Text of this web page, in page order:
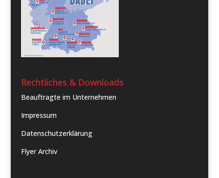
Rechtliches & Downloads
Beauftragte im Unternehmen
Impressum
Datenschutzerklärung
Flyer Archiv